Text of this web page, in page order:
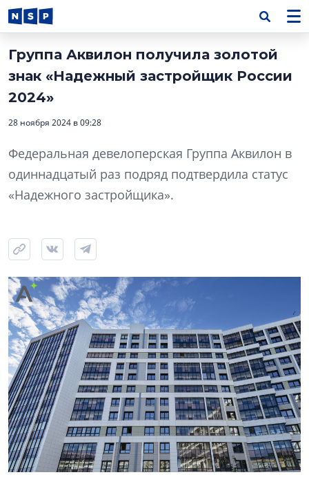
Группа Аквилон получила золотой
знак «Надежный застройщик России
2024»
28 ноября 2024 в 09:28
Федеральная девелоперская Группа Аквилон в
одиннадцатый раз подряд подтвердила статус
«Надежного застройщика».